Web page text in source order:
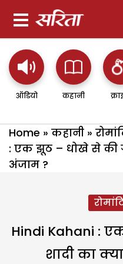
ऑडियो कहानी
Home » कहानी »
: एक झूठ – धोखे से की
अंजाम ?
Hindi Kahani :
शादी का